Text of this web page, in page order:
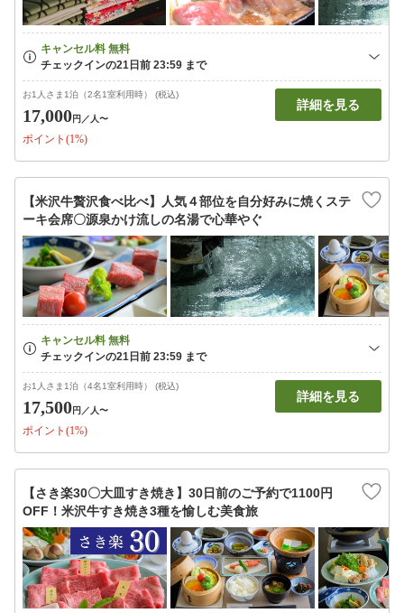
お1人さま1泊（2名1室利用時） (税込)
17,000円 ／人〜
ポイント(1%)
詳細を見る
【米沢牛贅沢食べ比べ】人気４部位を自分好みに焼くステ
ーキ会席〇源泉かけ流しの名湯で心華やぐ
お1人さま1泊（4名1室利用時） (税込)
17,500円 ／人〜
ポイント(1%)
詳細を見る
【さき楽30〇大皿すき焼き】30日前のご予約で1100円
OFF！米沢牛すき焼き3種を愉しむ美食旅